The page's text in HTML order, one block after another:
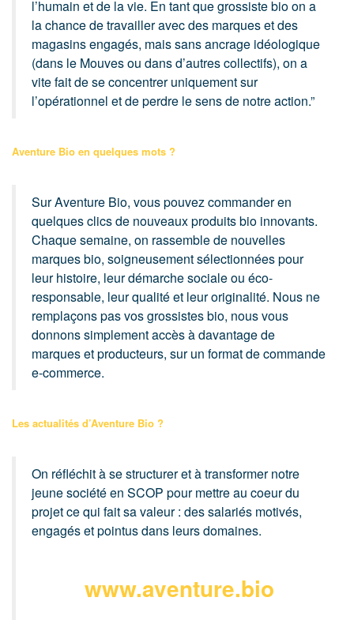
l’humain et de la vie. En tant que grossiste bio on a
la chance de travailler avec des marques et des
magasins engagés, mais sans ancrage idéologique
(dans le Mouves ou dans d’autres collectifs), on a
vite fait de se concentrer uniquement sur
l’opérationnel et de perdre le sens de notre action.”
Aventure Bio en quelques mots ?
Sur Aventure Bio, vous pouvez commander en
quelques clics de nouveaux produits bio innovants.
Chaque semaine, on rassemble de nouvelles
marques bio, soigneusement sélectionnées pour
leur histoire, leur démarche sociale ou éco-
responsable, leur qualité et leur originalité. Nous ne
remplaçons pas vos grossistes bio, nous vous
donnons simplement accès à davantage de
marques et producteurs, sur un format de commande
e-commerce.
Les actualités d’Aventure Bio ?
On réfléchit à se structurer et à transformer notre
jeune société en SCOP pour mettre au coeur du
projet ce qui fait sa valeur : des salariés motivés,
engagés et pointus dans leurs domaines.
www.aventure.bio